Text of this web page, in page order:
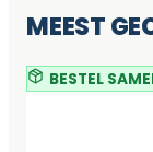
MEEST
BESTEL